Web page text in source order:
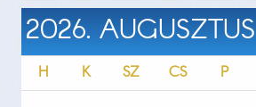
2026. AUGUSZTUS
H K SZ CS P